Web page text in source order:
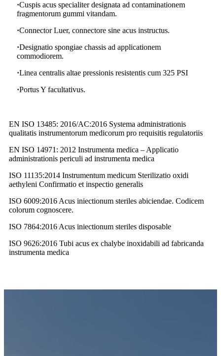
·Cuspis acus specialiter designata ad contaminationem
fragmentorum gummi vitandam.
·Connector Luer, connectore sine acus instructus.
·Designatio spongiae chassis ad applicationem
commodiorem.
·Linea centralis altae pressionis resistentis cum 325 PSI
·Portus Y facultativus.
EN ISO 13485: 2016/AC:2016 Systema administrationis
qualitatis instrumentorum medicorum pro requisitis regulatoriis
EN ISO 14971: 2012 Instrumenta medica – Applicatio
administrationis periculi ad instrumenta medica
ISO 11135:2014 Instrumentum medicum Sterilizatio oxidi
aethyleni Confirmatio et inspectio generalis
ISO 6009:2016 Acus iniectionum steriles abiciendae. Codicem
colorum cognoscere.
ISO 7864:2016 Acus iniectionum steriles disposable
ISO 9626:2016 Tubi acus ex chalybe inoxidabili ad fabricanda
instrumenta medica